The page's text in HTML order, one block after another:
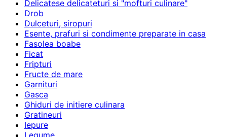
Delicatese delicateturi si "mofturi culinare"
Drob
Dulceturi, siropuri
Esente, prafuri si condimente preparate in casa
Fasolea boabe
Ficat
Fripturi
Fructe de mare
Garnituri
Gasca
Ghiduri de initiere culinara
Gratineuri
Iepure
Legume